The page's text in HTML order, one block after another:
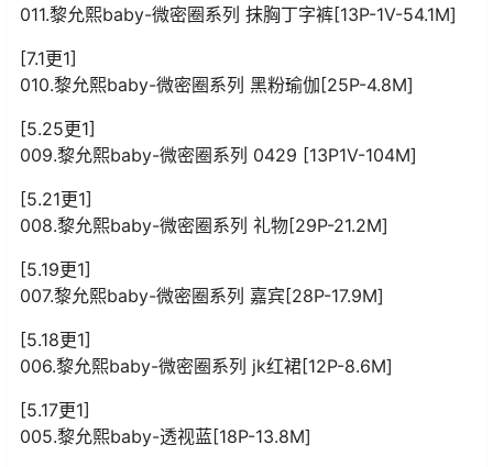
011.黎允熙baby-微密圈系列 抹胸丁字裤[13P-1V-54.1M]
[7.1更1]
010.黎允熙baby-微密圈系列 黑粉瑜伽[25P-4.8M]
[5.25更1]
009.黎允熙baby-微密圈系列 0429 [13P1V-104M]
[5.21更1]
008.黎允熙baby-微密圈系列 礼物[29P-21.2M]
[5.19更1]
007.黎允熙baby-微密圈系列 嘉宾[28P-17.9M]
[5.18更1]
006.黎允熙baby-微密圈系列 jk红裙[12P-8.6M]
[5.17更1]
005.黎允熙baby-透视蓝[18P-13.8M]